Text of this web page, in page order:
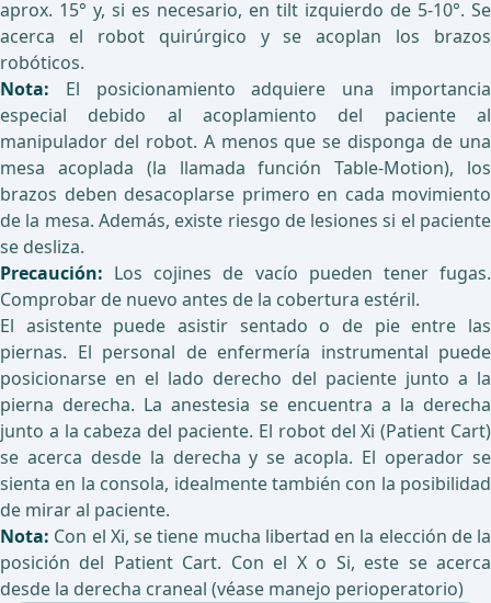
aprox. 15° y, si es necesario, en tilt izquierdo de 5-10°. Se
acerca el robot quirúrgico y se acoplan los brazos
robóticos.
Nota: El posicionamiento adquiere una importancia
especial debido al acoplamiento del paciente al
manipulador del robot. A menos que se disponga de una
mesa acoplada (la llamada función Table-Motion), los
brazos deben desacoplarse primero en cada movimiento
de la mesa. Además, existe riesgo de lesiones si el paciente
se desliza.
Precaución: Los cojines de vacío pueden tener fugas.
Comprobar de nuevo antes de la cobertura estéril.
El asistente puede asistir sentado o de pie entre las
piernas. El personal de enfermería instrumental puede
posicionarse en el lado derecho del paciente junto a la
pierna derecha. La anestesia se encuentra a la derecha
junto a la cabeza del paciente. El robot del Xi (Patient Cart)
se acerca desde la derecha y se acopla. El operador se
sienta en la consola, idealmente también con la posibilidad
de mirar al paciente.
Nota: Con el Xi, se tiene mucha libertad en la elección de la
posición del Patient Cart. Con el X o Si, este se acerca
desde la derecha craneal (véase manejo perioperatorio)